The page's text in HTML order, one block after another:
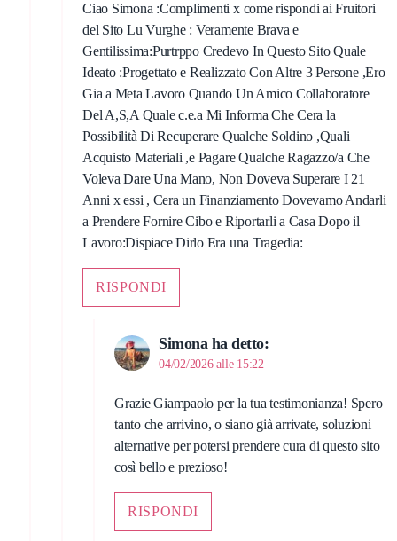
Ciao Simona :Complimenti x come rispondi ai Fruitori
del Sito Lu Vurghe : Veramente Brava e
Gentilissima:Purtrppo Credevo In Questo Sito Quale
Ideato :Progettato e Realizzato Con Altre 3 Persone ,Ero
Gia a Meta Lavoro Quando Un Amico Collaboratore
Del A,S,A Quale c.e.a Mi Informa Che Cera la
Possibilità Di Recuperare Qualche Soldino ,Quali
Acquisto Materiali ,e Pagare Qualche Ragazzo/a Che
Voleva Dare Una Mano, Non Doveva Superare I 21
Anni x essi , Cera un Finanziamento Dovevamo Andarli
a Prendere Fornire Cibo e Riportarli a Casa Dopo il
Lavoro:Dispiace Dirlo Era una Tragedia:
RISPONDI
Simona ha detto:
04/02/2026 alle 15:22
Grazie Giampaolo per la tua testimonianza! Spero
tanto che arrivino, o siano già arrivate, soluzioni
alternative per potersi prendere cura di questo sito
così bello e prezioso!
RISPONDI